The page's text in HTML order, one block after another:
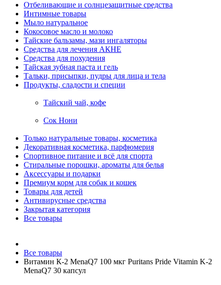
Отбеливающие и солнцезащитные средства
Интимные товары
Мыло натуральное
Кокосовое масло и молоко
Тайские бальзамы, мази ингаляторы
Средства для лечения АКНЕ
Средства для похудения
Тайская зубная паста и гель
Тальки, присыпки, пудры для лица и тела
Продукты, сладости и специи
Тайский чай, кофе
Сок Нони
Только натуральные товары, косметика
Декоративная косметика, парфюмерия
Спортивное питание и всё для спорта
Стиральные порошки, ароматы для белья
Аксессуары и подарки
Премиум корм для собак и кошек
Товары для детей
Антивирусные средства
Закрытая категория
Все товары
Все товары
Витамин К-2 MenaQ7 100 мкг Puritans Pride Vitamin K-2
MenaQ7 30 капсул